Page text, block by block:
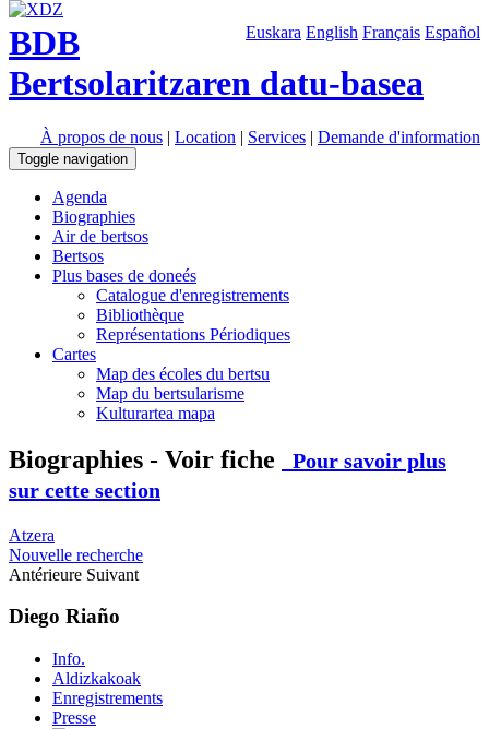
Euskara English Français Español
BDB
Bertsolaritzaren datu-basea
À propos de nous | Location | Services | Demande d'information
Toggle navigation
Agenda
Biographies
Air de bertsos
Bertsos
Plus bases de doneés
Catalogue d'enregistrements
Bibliothèque
Représentations Périodiques
Cartes
Map des écoles du bertsu
Map du bertsularisme
Kulturartea mapa
Biographies - Voir fiche
Pour savoir plus
sur cette section
Atzera
Nouvelle recherche
Antérieure Suivant
Diego Riaño
Info.
Aldizkakoak
Enregistrements
Presse